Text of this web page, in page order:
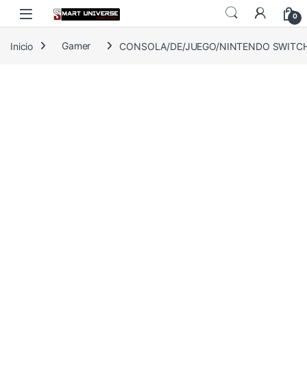
Skip to navigation
Skip to content
0
Inicio Gamer CONSOLA/DE/JUEGO/NINTENDO